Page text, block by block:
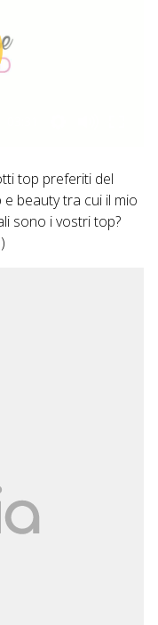
top preferiti del
beauty tra cui il mio
sono i vostri top?